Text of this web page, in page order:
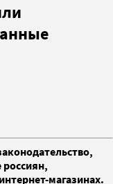
магазинах.